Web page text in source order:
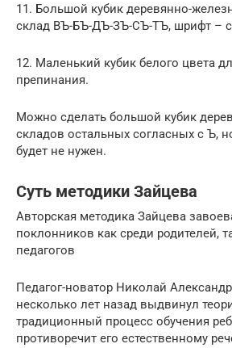
11. Большой кубик деревянно-
склад ВЪ-БЪ-ДЪ-ЗЪ-СЪ-ТЪ, шрифт –
12. Маленький кубик белого цвета
препинания.
Можно сделать большой кубик
складов остальных согласных с Ъ,
будет не нужен.
Суть методики Зайцева
Авторская методика Зайцева
поклонников как среди родителей,
педагогов
Педагог-новатор Николай
несколько лет назад выдвинул
традиционный процесс обучения
противоречит его естественному